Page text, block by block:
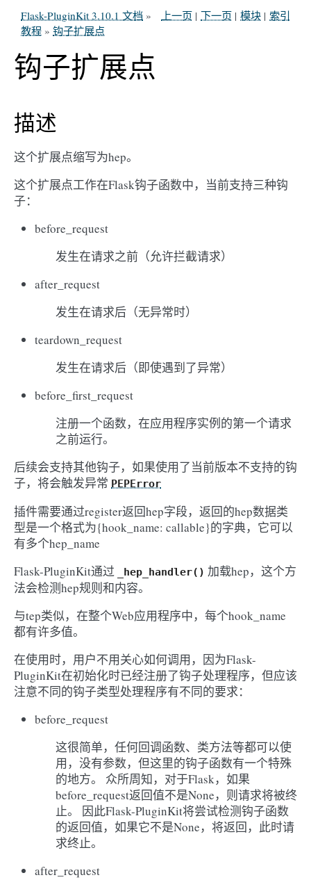
索引
模块 |
下一页 |
上一页 |
Flask-PluginKit 3.10.1 文档 »
教程 » 钩子扩展点
钩子扩展点
描述
这个扩展点缩写为hep。
这个扩展点工作在Flask钩子函数中，当前支持三种钩
子：
before_request
发生在请求之前（允许拦截请求）
after_request
发生在请求后（无异常时）
teardown_request
发生在请求后（即使遇到了异常）
before_first_request
注册一个函数，在应用程序实例的第一个请求
之前运行。
后续会支持其他钩子，如果使用了当前版本不支持的钩
子，将会触发异常 PEPError
插件需要通过register返回hep字段，返回的hep数据类
型是一个格式为{hook_name: callable}的字典，它可以
有多个hep_name
Flask-PluginKit通过
_hep_handler() 加载hep，这个方
法会检测hep规则和内容。
与tep类似，在整个Web应用程序中，每个hook_name
都有许多值。
在使用时，用户不用关心如何调用，因为Flask-
PluginKit在初始化时已经注册了钩子处理程序，但应该
注意不同的钩子类型处理程序有不同的要求：
before_request
这很简单，任何回调函数、类方法等都可以使
用，没有参数，但这里的钩子函数有一个特殊
的地方。 众所周知，对于Flask，如果
before_request返回值不是None，则请求将被终
止。 因此Flask-PluginKit将尝试检测钩子函数
的返回值，如果它不是None，将返回，此时请
求终止。
after_request